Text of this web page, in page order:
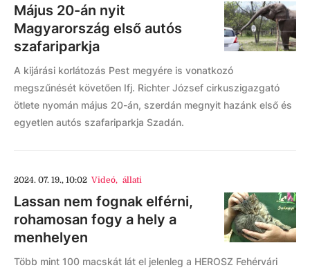
Május 20-án nyit
Magyarország első autós
szafariparkja
A kijárási korlátozás Pest megyére is vonatkozó
megszűnését követően Ifj. Richter József cirkuszigazgató
ötlete nyomán május 20-án, szerdán megnyit hazánk első és
egyetlen autós szafariparkja Szadán.
2024. 07. 19., 10:02 Videó, állati
Lassan nem fognak elférni,
rohamosan fogy a hely a
menhelyen
Több mint 100 macskát lát el jelenleg a HEROSZ Fehérvári